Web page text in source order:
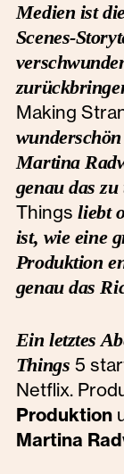
Medien ist
Scenes-
Making
Martina
genau das
Things liebt
ist, wie eine
Produktion
genau das
Ein letztes
Things 5
Netflix.
Produktion
Martina